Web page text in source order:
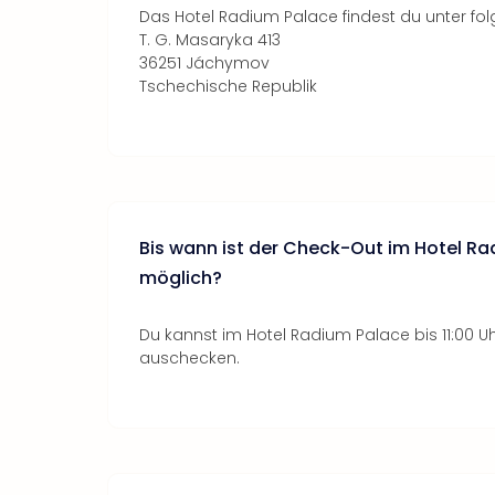
Das Hotel Radium Palace findest du unter
T. G. Masaryka 413
36251 Jáchymov
Tschechische Republik
Bis wann ist der Check-Out im Hotel
möglich?
Du kannst im Hotel Radium Palace bis 11:00
auschecken.